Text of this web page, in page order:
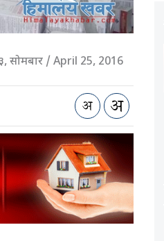
सोमबार / April 25, 2016